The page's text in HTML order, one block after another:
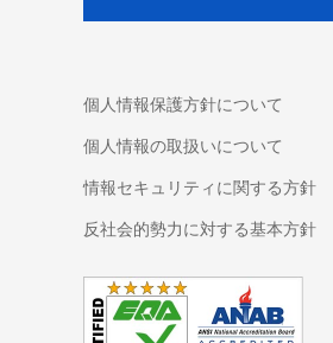
個人情報保護方針について
個人情報の取扱いについて
情報セキュリティに関する方針
反社会的勢力に対する基本方針